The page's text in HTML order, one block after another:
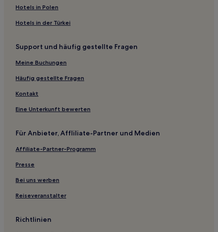
Bernau Hotels
Titisee-Neustadt Hotels
Todtmoos Hotels
Segeten Hotels
Rheinheim Hotels
Hotels nahe Spitäler Hochrhein GmbH Waldshut
Urberg Hotels
Hotels nahe Bahnhof Hausen-Raitbach
Grafenhausen Hotels
Ferienwohnungen in Titisee-Neustadt
Ferienwohnungen in Dittishausen
Ferienwohnungen in Feldberg
Haustierfreundliche in Todtnau
Hotels in Polen
Hotels in der Türkei
Support und häufig gestellte Fragen
Meine Buchungen
Häufig gestellte Fragen
Kontakt
Eine Unterkunft bewerten
Für Anbieter, Affliliate-Partner und Medien
Affiliate-Partner-Programm
Presse
Bei uns werben
Reiseveranstalter
Richtlinien